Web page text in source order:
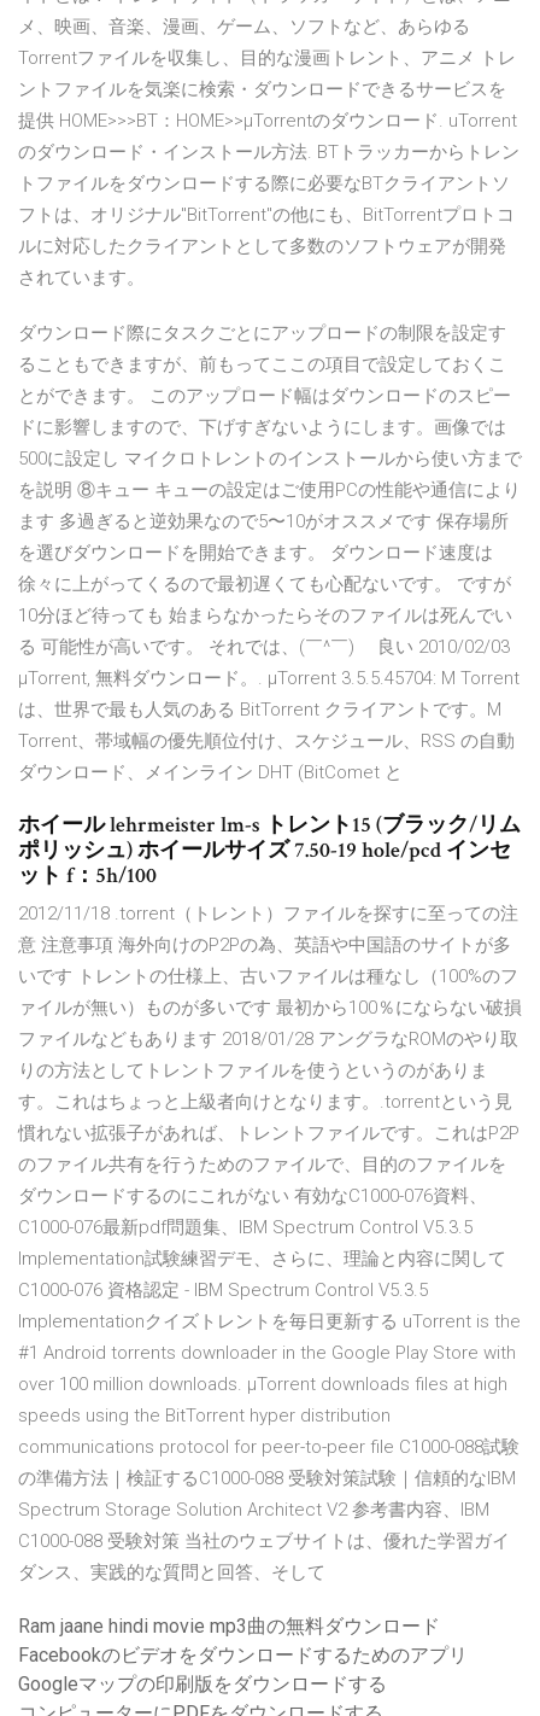
メ、映画、音楽、漫画、ゲーム、ソフトなど、あらゆる
Torrentファイルを収集し、目的な漫画トレント、アニメ トレ
ントファイルを気楽に検索・ダウンロードできるサービスを
提供 HOME>>>BT：HOME>>μTorrentのダウンロード. uTorrent
のダウンロード・インストール方法. BTトラッカーからトレン
トファイルをダウンロードする際に必要なBTクライアントソ
フトは、オリジナル"BitTorrent"の他にも、BitTorrentプロトコ
ルに対応したクライアントとして多数のソフトウェアが開発
されています。
ダウンロード際にタスクごとにアップロードの制限を設定す
ることもできますが、前もってここの項目で設定しておくこ
とができます。 このアップロード幅はダウンロードのスピー
ドに影響しますので、下げすぎないようにします。画像では
500に設定し マイクロトレントのインストールから使い方まで
を説明 ⑧キュー キューの設定はご使用PCの性能や通信により
ます 多過ぎると逆効果なので5〜10がオススメです 保存場所
を選びダウンロードを開始できます。 ダウンロード速度は
徐々に上がってくるので最初遅くても心配ないです。 ですが
10分ほど待っても 始まらなかったらそのファイルは死んでい
る 可能性が高いです。 それでは、(￣^￣)ゞ 良い 2010/02/03
µTorrent, 無料ダウンロード。. µTorrent 3.5.5.45704: Μ Torrent
は、世界で最も人気のある BitTorrent クライアントです。Μ
Torrent、帯域幅の優先順位付け、スケジュール、RSS の自動
ダウンロード、メインライン DHT (BitComet と
ホイール lehrmeister lm-s トレント15 (ブラック/リム
ポリッシュ) ホイールサイズ 7.50-19 hole/pcd インセ
ット f：5h/100
2012/11/18 .torrent（トレント）ファイルを探すに至っての注
意 注意事項 海外向けのP2Pの為、英語や中国語のサイトが多
いです トレントの仕様上、古いファイルは種なし（100%のフ
ァイルが無い）ものが多いです 最初から100％にならない破損
ファイルなどもあります 2018/01/28 アングラなROMのやり取
りの方法としてトレントファイルを使うというのがありま
す。これはちょっと上級者向けとなります。.torrentという見
慣れない拡張子があれば、トレントファイルです。これはP2P
のファイル共有を行うためのファイルで、目的のファイルを
ダウンロードするのにこれがない 有効なC1000-076資料、
C1000-076最新pdf問題集、IBM Spectrum Control V5.3.5
Implementation試験練習デモ、さらに、理論と内容に関して
C1000-076 資格認定 - IBM Spectrum Control V5.3.5
Implementationクイズトレントを毎日更新する uTorrent is the
#1 Android torrents downloader in the Google Play Store with
over 100 million downloads. µTorrent downloads files at high
speeds using the BitTorrent hyper distribution
communications protocol for peer-to-peer file C1000-088試験
の準備方法｜検証するC1000-088 受験対策試験｜信頼的なIBM
Spectrum Storage Solution Architect V2 参考書内容、IBM
C1000-088 受験対策 当社のウェブサイトは、優れた学習ガイ
ダンス、実践的な質問と回答、そして
Ram jaane hindi movie mp3曲の無料ダウンロード
Facebookのビデオをダウンロードするためのアプリ
Googleマップの印刷版をダウンロードする